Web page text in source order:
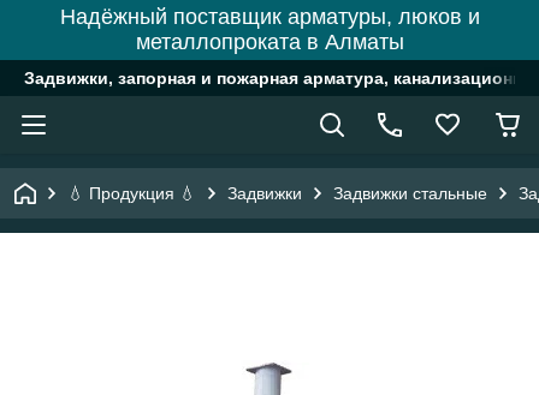
Надёжный поставщик арматуры, люков и
металлопроката в Алматы
Задвижки, запорная и пожарная арматура,
💧 Продукция 💧 Задвижки Задвижки стальные